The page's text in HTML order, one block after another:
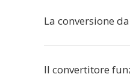
La conversione
Il convertitore